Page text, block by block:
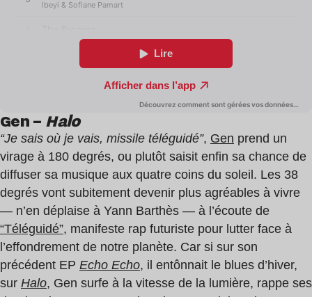
Gen – Halo
“Je sais où je vais, missile téléguidé”, Gen prend un
virage à 180 degrés, ou plutôt saisit enfin sa chance de
diffuser sa musique aux quatre coins du soleil. Les 38
degrés vont subitement devenir plus agréables à vivre
— n’en déplaise à Yann Barthès — à l’écoute de
“Téléguidé”, manifeste rap futuriste pour lutter face à
l’effondrement de notre planète. Car si sur son
précédent EP Echo Echo, il entônnait le blues d’hiver,
sur Halo, Gen surfe à la vitesse de la lumière, rappe ses